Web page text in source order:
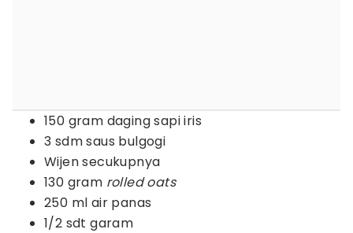
150 gram daging sapi iris
3 sdm saus bulgogi
Wijen secukupnya
130 gram rolled oats
250 ml air panas
1/2 sdt garam